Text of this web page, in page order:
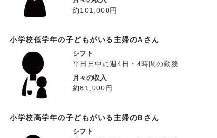
約101,000円
小学校低学年の子どもがいる主婦のAさん
シフト
平日日中に週4日・4時間の勤務
月々の収入
約81,000円
小学校高学年の子どもがいる主婦のBさん
シフト